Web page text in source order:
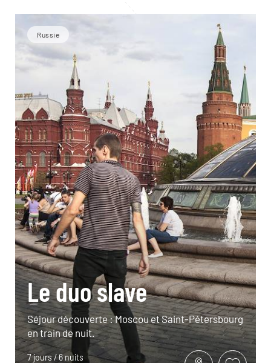
Russie
Le duo slave
Séjour découverte : Moscou et Saint-Pétersbourg
en train de nuit.
7 jours / 6 nuits